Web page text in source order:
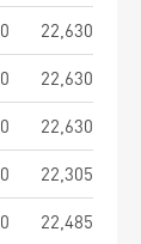
0
22,630
0
22,630
0
22,630
0
22,305
0
22,485